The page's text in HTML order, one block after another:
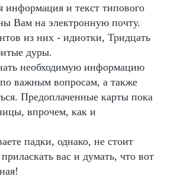
информация и текст типового
Вам на электронную почту.
из них - идиотки, Тридцать
дуры.
необходимую информацию
по важным вопросам, а также
Предоплаченные карты пока
впрочем, как и
падки, однако, не стоит
приласкать вас и думать, что вот